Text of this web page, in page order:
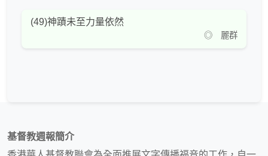
(49)神蹟未至力量依然
◎ 麗群
基督教週報簡介